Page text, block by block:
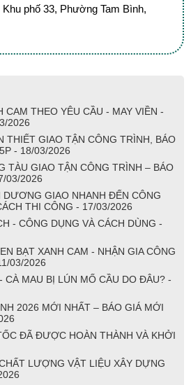
Khu phố 33, Phường Tam Bình,
CAM THEO YÊU CẦU - MAY VIỀN -
2026
THIẾT GIAO TẬN CÔNG TRÌNH, BÁO
- 18/03/2026
TÀU GIAO TẬN CÔNG TRÌNH – BÁO
03/2026
GIAO NHANH ĐẾN CÔNG
THI CÔNG - 17/03/2026
- CÔNG DỤNG VÀ CÁCH DÙNG -
BẠT XANH CAM - NHẬN GIA CÔNG
03/2026
CÀ MAU BỊ LÚN MỐ CẦU DO ĐÂU? -
2026 MỚI NHẤT – BÁO GIÁ MỚI
ĐÃ ĐƯỢC HOÀN THÀNH VÀ KHỞI
LƯỢNG VẬT LIỆU XÂY DỰNG